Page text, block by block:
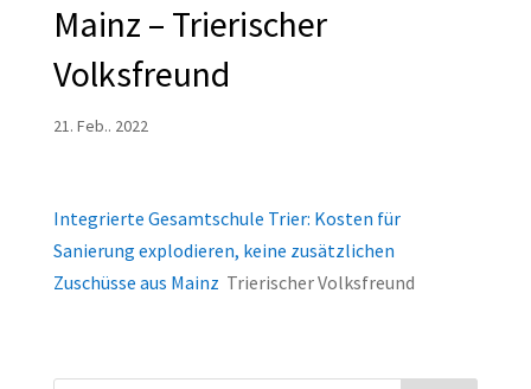
Mainz – Trierischer
Volksfreund
21. Feb.. 2022
Integrierte Gesamtschule Trier: Kosten für
Sanierung explodieren, keine zusätzlichen
Zuschüsse aus Mainz Trierischer Volksfreund